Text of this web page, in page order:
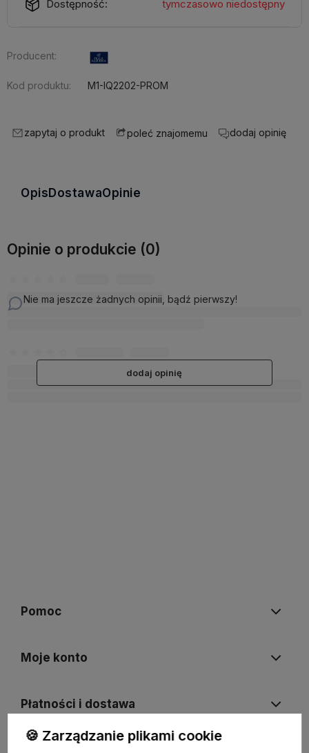
Dostępność: tymczasowo niedostępny
Producent:
Kod produktu: M1-IQ2202-PROM
zapytaj o produkt poleć znajomemu dodaj opinię
Opis DostawaOpinie
Opinie o produkcie (0)
Nie ma jeszcze żadnych opinii, bądź pierwszy!
dodaj opinię
Pomoc
Moje konto
Płatności i dostawa
🍪 Zarządzanie plikami cookie